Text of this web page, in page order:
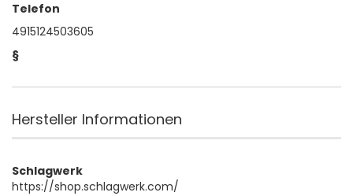
Telefon
4915124503605
§
Hersteller Informationen
Schlagwerk
https://shop.schlagwerk.com/